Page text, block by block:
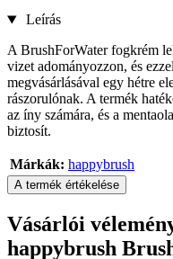
Leírás
A BrushForWater fogkrém
vizet adományozzon, és
megvásárlásával egy hétre
rászorulónak. A termék
az íny számára, és a
biztosít.
Márkák: happybrush
A termék értékelése
Vásárlói
happybrush